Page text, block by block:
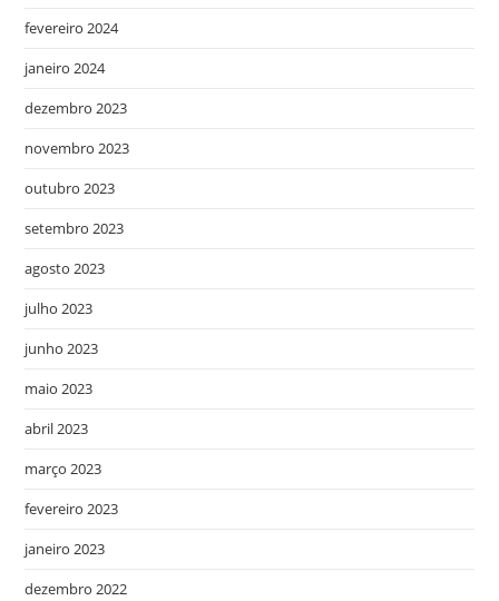
fevereiro 2024
janeiro 2024
dezembro 2023
novembro 2023
outubro 2023
setembro 2023
agosto 2023
julho 2023
junho 2023
maio 2023
abril 2023
março 2023
fevereiro 2023
janeiro 2023
dezembro 2022